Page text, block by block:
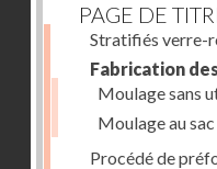
PAGE DE
Stratifiés verre-
Fabrication
Moulage sans
Moulage au sac
Procédé de